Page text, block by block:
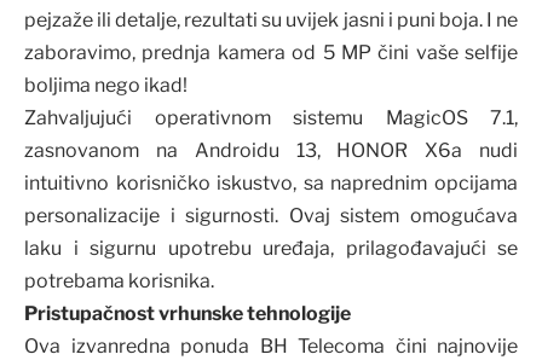
pejzaže ili detalje, rezultati su uvijek jasni i puni boja. I ne
zaboravimo, prednja kamera od 5 MP čini vaše selfije
boljima nego ikad!
Zahvaljujući operativnom sistemu MagicOS 7.1,
zasnovanom na Androidu 13, HONOR X6a nudi
intuitivno korisničko iskustvo, sa naprednim opcijama
personalizacije i sigurnosti. Ovaj sistem omogućava
laku i sigurnu upotrebu uređaja, prilagođavajući se
potrebama korisnika.
Pristupačnost vrhunske tehnologije
Ova izvanredna ponuda BH Telecoma čini najnovije